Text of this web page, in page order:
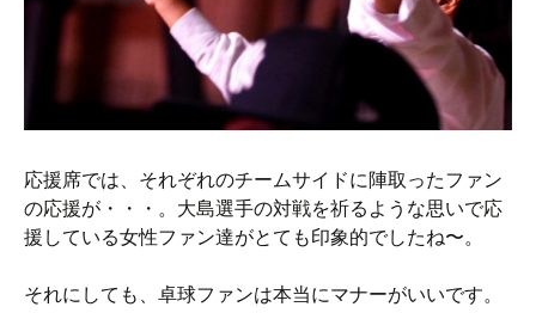
応援席では、それぞれのチームサイドに陣取ったファン
の応援が・・・。大島選手の対戦を祈るような思いで応
援している女性ファン達がとても印象的でしたね〜。
それにしても、卓球ファンは本当にマナーがいいです。